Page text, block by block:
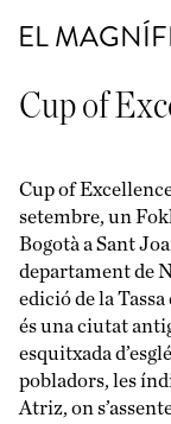
EL
Cup of
Cup of
setembre, un
Bogotà a Sant
departament de
edició de la
és una ciutat
esquitxada
pobladors, les
Atriz, on